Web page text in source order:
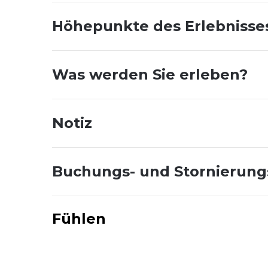
Höhepunkte des
Was werden Sie erleben?
Notiz
Buchungs- und
Fühlen